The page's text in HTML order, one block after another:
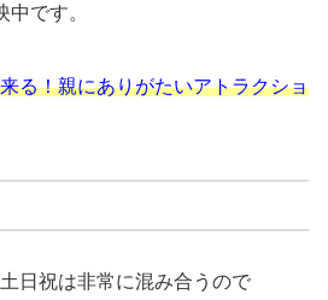
です。
る！親にありがたいアトラクショ
日祝は非常に混み合うので